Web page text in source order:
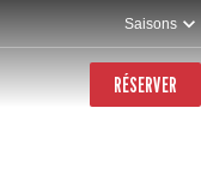
Saisons
RÉSERVER